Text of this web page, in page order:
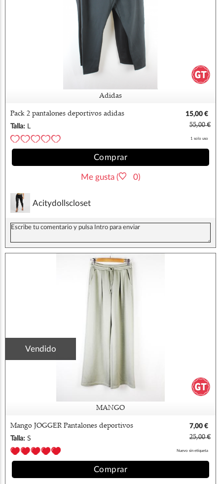
Adidas
Pack 2 pantalones deportivos adidas
15,00 €
Talla: L 55,00 €
1 solo uso
Comprar
Me gusta ( 0)
Acitydollscloset
Vendido
MANGO
Mango JOGGER Pantalones deportivos
7,00 €
Talla: S 25,00 €
Nuevo sin etiqueta
Comprar